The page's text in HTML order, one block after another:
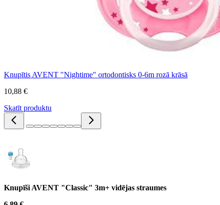
Knupītis AVENT "Nightime" ortodontisks 0-6m rozā krāsā
10,88 €
Skatīt produktu
Knupīši AVENT "Classic" 3m+ vidējas straumes